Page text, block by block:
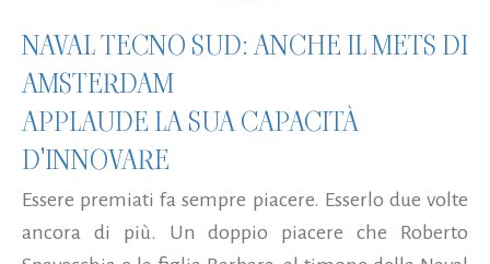
NAVAL TECNO SUD: ANCHE IL METS DI
AMSTERDAM
APPLAUDE LA SUA CAPACITÀ
D'INNOVARE
Essere premiati fa sempre piacere. Esserlo due volte
ancora di più. Un doppio piacere che Roberto